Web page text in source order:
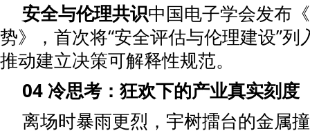
安全与伦理共识中国电子学会发布
势》，首次将“安全评估与伦理建设”
推动建立决策可解释性规范。
04冷思考：狂欢下的产业真实刻度
离场时暴雨更烈，宇树擂台的金属